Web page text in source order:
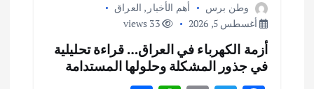
وطن برس أهم الأخبار , العراق
أغسطس 5, 2026
33 views
أزمة الكهرباء في العراق… قراءة تحليلية
في جذور المشكلة وحلولها المستدامة